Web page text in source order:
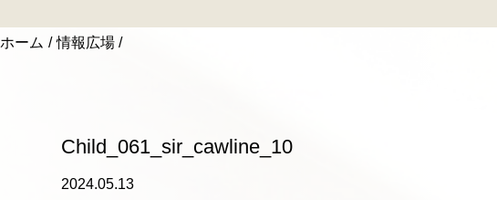
ホーム 情報広場
Child_061_sir_cawline_10
2024.05.13